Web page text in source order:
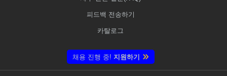
피드백 전송하기
카탈로그
채용 진행 중! 지원하기